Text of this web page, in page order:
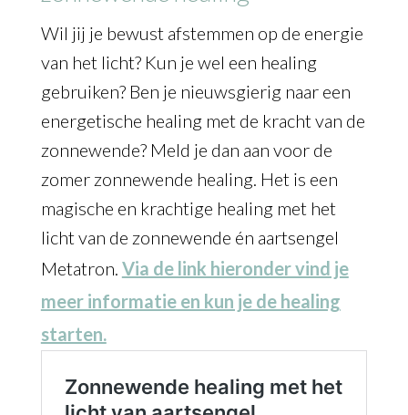
Wil jij je bewust afstemmen op de energie
van het licht? Kun je wel een healing
gebruiken? Ben je nieuwsgierig naar een
energetische healing met de kracht van de
zonnewende? Meld je dan aan voor de
zomer zonnewende healing. Het is een
magische en krachtige healing met het
licht van de zonnewende én aartsengel
Metatron. Via de link hieronder vind je
meer informatie en kun je de healing
starten.